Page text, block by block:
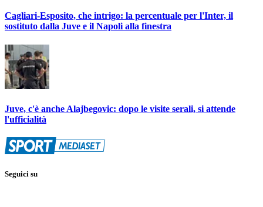
Cagliari-Esposito, che intrigo: la percentuale per l'Inter, il
sostituto dalla Juve e il Napoli alla finestra
Juve, c'è anche Alajbegovic: dopo le visite serali, si attende
l'ufficialità
Seguici su